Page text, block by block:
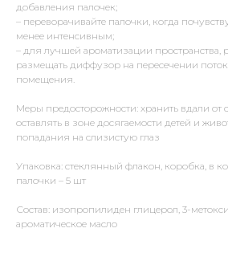
добавления палочек;
– переворачивайте палочки, когда
менее интенсивным;
– для лучшей ароматизации пространства,
размещать диффузор на пересечении
помещения.
Меры предосторожности: хранить вдали от
оставлять в зоне досягаемости детей и
попадания на слизистую глаз
Упаковка: стеклянный флакон, коробка, в
палочки – 5 шт
Состав: изопропилиден глицерол, 3-
ароматическое масло